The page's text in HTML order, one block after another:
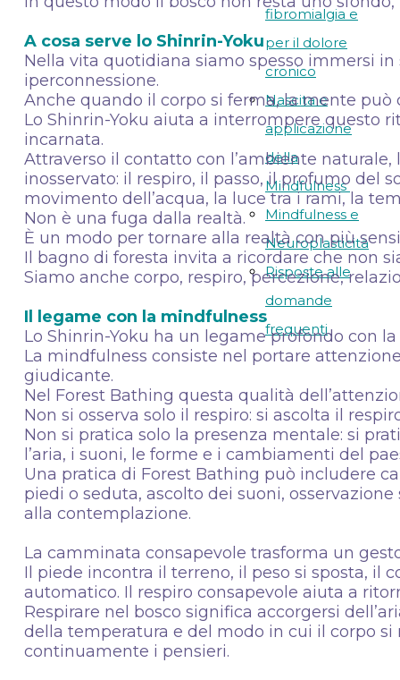
fibromialgia e
per il dolore
cronico
Nascita e
applicazione
della
Mindfulness
Mindfulness e
Neuroplasticità
Risposte alle
domande
frequenti
A cosa serve lo Shinrin-Yoku
Nella vita quotidiana siamo spesso immersi
iperconnessione.
Anche quando il corpo si ferma, la mente
Lo Shinrin-Yoku aiuta a interrompere questo
incarnata.
Attraverso il contatto con l’ambiente
inosservato: il respiro, il passo, il profumo del
movimento dell’acqua, la luce tra i rami, la
Non è una fuga dalla realtà.
È un modo per tornare alla realtà con più
Il bagno di foresta invita a ricordare che non
Siamo anche corpo, respiro, percezione,
Il legame con la mindfulness
Lo Shinrin-Yoku ha un legame profondo con
La mindfulness consiste nel portare
giudicante.
Nel Forest Bathing questa qualità
Non si osserva solo il respiro: si ascolta il
Non si pratica solo la presenza mentale: si
l’aria, i suoni, le forme e i cambiamenti del
Una pratica di Forest Bathing può includere
piedi o seduta, ascolto dei suoni,
alla contemplazione.
La camminata consapevole trasforma un
Il piede incontra il terreno, il peso si sposta, il
automatico. Il respiro consapevole aiuta a
Respirare nel bosco significa accorgersi
della temperatura e del modo in cui il corpo
continuamente i pensieri.